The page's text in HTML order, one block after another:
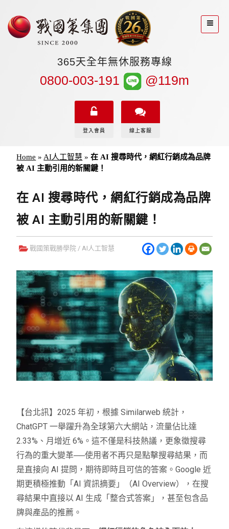
365天全年無休服務專線
0800-003-191 @119m
登入會員 線上客服
Home »AI人工智慧 »在 AI 搜尋時代，網紅行銷成為品牌
被 AI 主動引用的新關鍵！
在 AI 搜尋時代，網紅行銷成為品牌
被 AI 主動引用的新關鍵！
戰國策戰勝學院 /AI人工智慧
【台北訊】2025 年初，根據 Similarweb 統計，
ChatGPT 一舉躍升為全球第六大網站，流量佔比達
2.33%、月增近 6%。這不僅是科技熱議，更象徵搜尋
行為的重大變革──使用者不再只是點擊搜尋結果，而
是直接向 AI 提問，期待即時且可信的答案。Google 近
期更積極推動「AI 資訊摘要」（AI Overview），在搜
尋結果中直接以 AI 生成「整合式答案」，甚至包含品
牌與產品的推薦。